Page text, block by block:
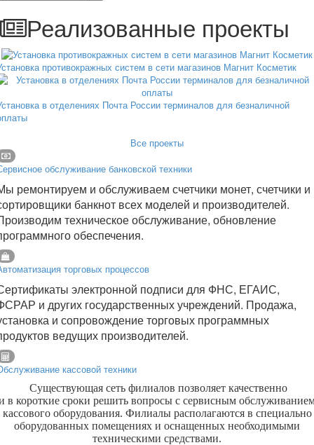
Реализованные проекты
противокражных систем в сети магазинов Магнит Косметик
в отделениях Почта России терминалов для безналичной
Все проекты
обслуживание банковской техники
ремонтируем и обслуживаем счетчики монет, счетчики и
банкнот всех моделей и производителей.
техническое обслуживание, обновление
обеспечения.
торговых процессов
электронной подписи для ФНС, ЕГАИС,
и других государственных учреждений. Продажа,
и сопровождение торговых программных
ведущих производителей.
кассовой техники
Существующая сеть филиалов позволяет качественно
в короткие сроки решить вопросы с сервисным
кассового оборудования. Филиалы располагаются в специально
оборудованных помещениях и оснащенных необходимыми
техническими средствами.